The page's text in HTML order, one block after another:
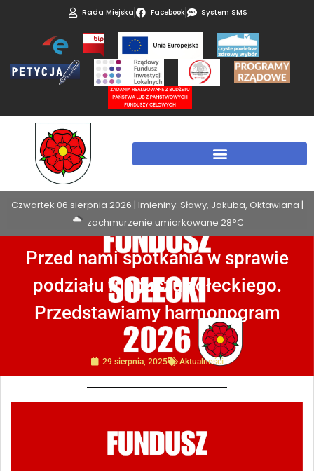
Rada Miejska Facebook System SMS
Czwartek 06 sierpnia 2026 | Imieniny: Sławy, Jakuba, Oktawiana |
zachmurzenie umiarkowane 28°C
Przed nami spotkania w sprawie
podziału funduszu sołeckiego.
Przedstawiamy harmonogram
29 sierpnia, 2025 Aktualności